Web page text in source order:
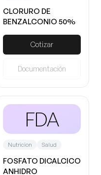
CLORURO DE
BENZALCONIO 50%
Cotizar
Documentación
FDA
Nutricion Salud
FOSFATO DICALCICO
ANHIDRO